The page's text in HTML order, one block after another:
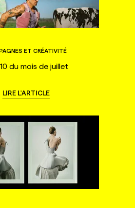
ET CRÉATIVITÉ
du mois de juillet
LIRE L'ARTICLE